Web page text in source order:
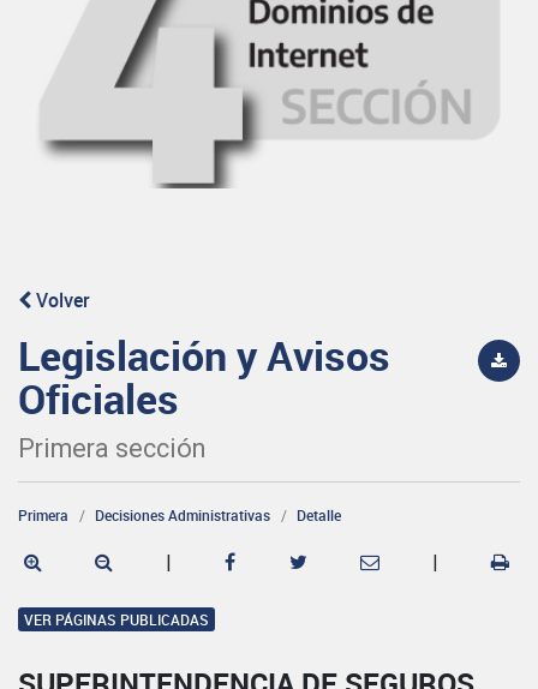
Volver
Legislación y Avisos
Oficiales
Primera sección
Primera Decisiones Administrativas Detalle
| |
VER PÁGINAS PUBLICADAS